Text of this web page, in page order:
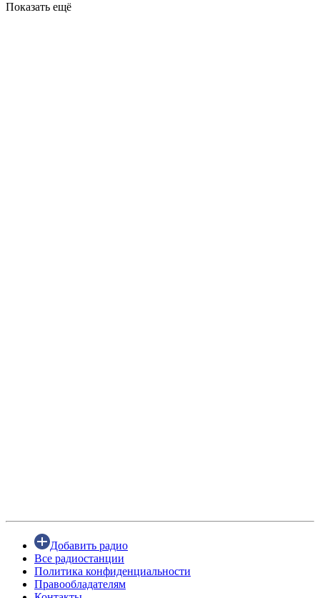
Показать ещё
Добавить радио
Все радиостанции
Политика конфиденциальности
Правообладателям